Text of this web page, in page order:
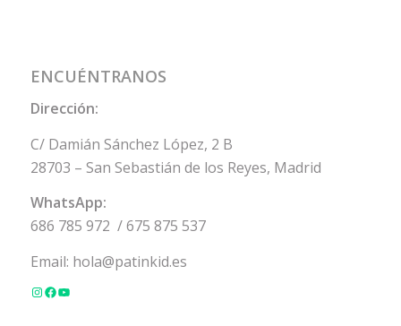
ENCUÉNTRANOS
Dirección:
C/ Damián Sánchez López, 2 B
28703 – San Sebastián de los Reyes, Madrid
WhatsApp:
686 785 972 /675 875 537
Email: hola@patinkid.es